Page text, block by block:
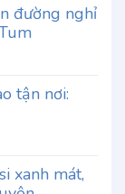
đường nghỉ
tận nơi:
xanh mát,